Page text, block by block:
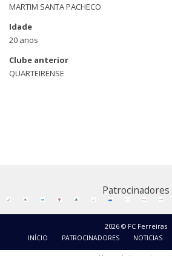
MARTIM SANTA PACHECO
Idade
20 anos
Clube anterior
QUARTEIRENSE
Patrocinadores
2026 © FC Ferreiras
INÍCIO PATROCINADORES NOTICIAS